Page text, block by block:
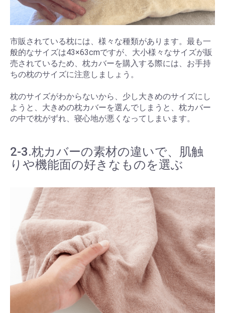
市販されている枕には、様々な種類があります。最も一
般的なサイズは43×63cmですが、大小様々なサイズが販
売されているため、枕カバーを購入する際には、お手持
ちの枕のサイズに注意しましょう。
枕のサイズがわからないから、少し大きめのサイズにし
ようと、大きめの枕カバーを選んでしまうと、枕カバー
の中で枕がずれ、寝心地が悪くなってしまいます。
2-3.枕カバーの素材の違いで、肌触
りや機能面の好きなものを選ぶ